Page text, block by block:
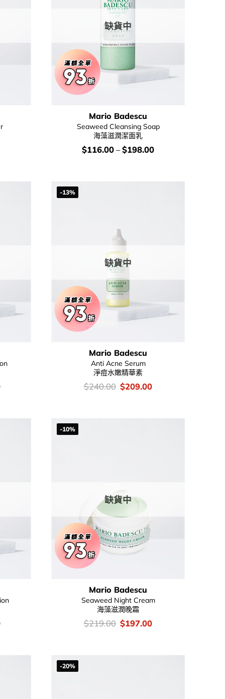
缺貨中
Mario Badescu
Seaweed Cleansing Soap
海藻滋潤潔面乳
價
錢：
$116.00–$198.00
-13%
缺貨中
Mario Badescu
Anti Acne Serum
淨痘水嫩精華素
價
錢：
$240.00 Original
price
$209.00Current
-10%
缺貨中
Mario Badescu
Seaweed Night Cream
海藻滋潤晚霜
價
錢：
$219.00 Original
price
$197.00Current
-20%